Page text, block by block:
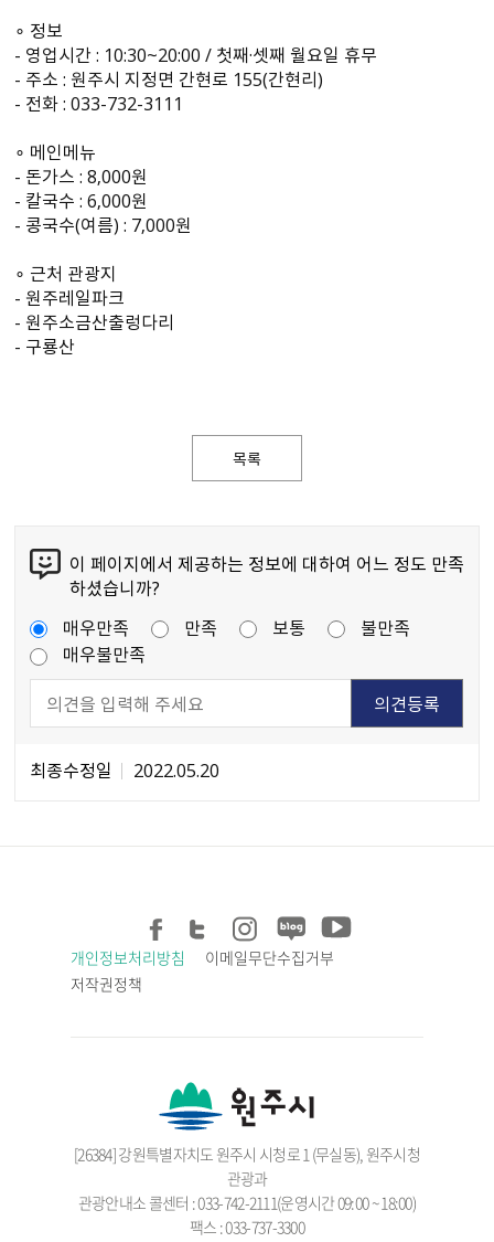
∘ 정보
- 영업시간 : 10:30~20:00 / 첫째·셋째 월요일 휴무
- 주소 : 원주시 지정면 간현로 155(간현리)
- 전화 : 033-732-3111
∘ 메인메뉴
- 돈가스 : 8,000원
- 칼국수 : 6,000원
- 콩국수(여름) : 7,000원
∘ 근처 관광지
- 원주레일파크
- 원주소금산출렁다리
- 구룡산
목록
이 페이지에서 제공하는 정보에 대하여 어느 정도 만족
하셨습니까?
매우만족
만족 보통
불만족
매우불만족
최종수정일 2022.05.20
개인정보처리방침
이메일무단수집거부
저작권정책
[26384] 강원특별자치도 원주시 시청로 1 (무실동), 원주시청
관광과
관광안내소 콜센터 : 033-742-2111(운영시간 09:00 ~ 18:00)
팩스 : 033-737-3300